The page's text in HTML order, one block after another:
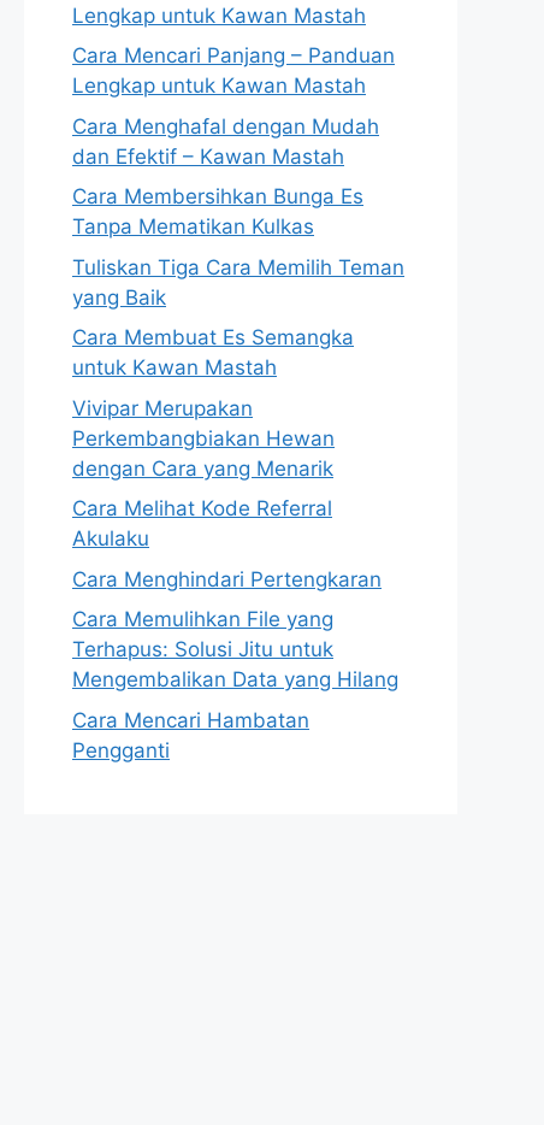
Lengkap untuk Kawan Mastah
Cara Mencari Panjang – Panduan
Lengkap untuk Kawan Mastah
Cara Menghafal dengan Mudah
dan Efektif – Kawan Mastah
Cara Membersihkan Bunga Es
Tanpa Mematikan Kulkas
Tuliskan Tiga Cara Memilih Teman
yang Baik
Cara Membuat Es Semangka
untuk Kawan Mastah
Vivipar Merupakan
Perkembangbiakan Hewan
dengan Cara yang Menarik
Cara Melihat Kode Referral
Akulaku
Cara Menghindari Pertengkaran
Cara Memulihkan File yang
Terhapus: Solusi Jitu untuk
Mengembalikan Data yang Hilang
Cara Mencari Hambatan
Pengganti